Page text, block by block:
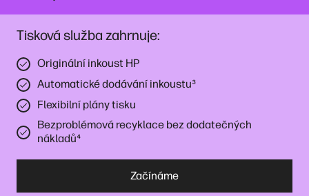
Tisková služba zahrnuje:
Originální inkoust HP
Automatické dodávání inkoustu³
Flexibilní plány tisku
Bezproblémová recyklace bez dodatečných
nákladů⁴
Začínáme